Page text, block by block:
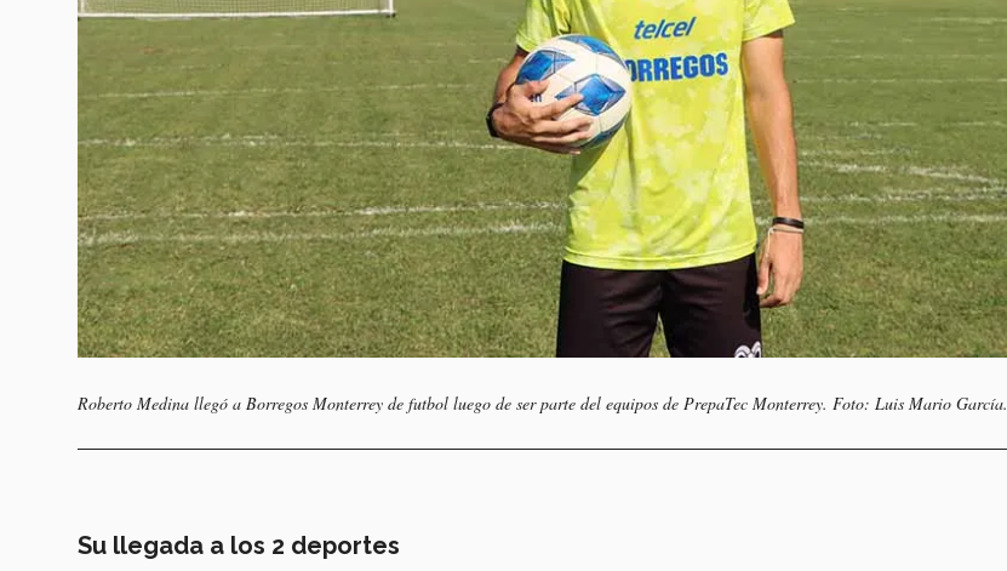
Roberto Medina llegó a Borregos Monterrey de futbol luego de ser parte del equipos de PrepaTec Monterrey. Foto: Luis Mario García.
Su llegada a los 2 deportes